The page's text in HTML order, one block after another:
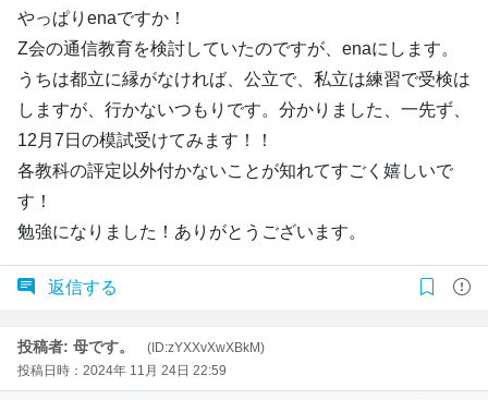
やっぱりenaですか！
Z会の通信教育を検討していたのですが、enaにします。
うちは都立に縁がなければ、公立で、私立は練習で受検は
しますが、行かないつもりです。分かりました、一先ず、
12月7日の模試受けてみます！！
各教科の評定以外付かないことが知れてすごく嬉しいで
す！
勉強になりました！ありがとうございます。
返信する
投稿者: 母です。
(ID:zYXXvXwXBkM)
投稿日時：2024年 11月 24日 22:59